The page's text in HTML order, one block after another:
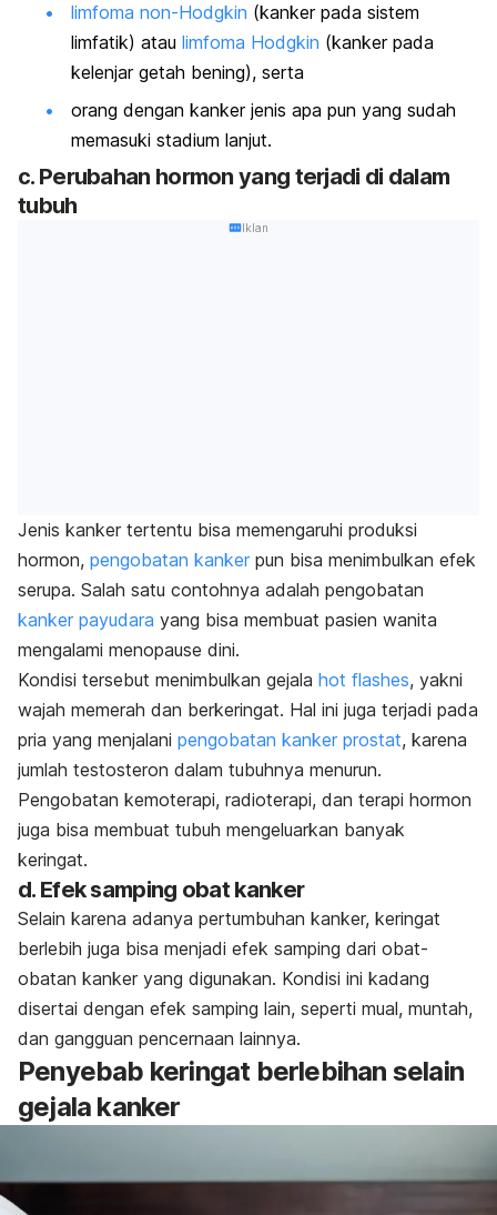
limfoma non-Hodgkin (kanker pada sistem
limfatik) atau limfoma Hodgkin (kanker pada
kelenjar getah bening), serta
orang dengan kanker jenis apa pun yang sudah
memasuki stadium lanjut.
c. Perubahan hormon yang terjadi di dalam
tubuh
Iklan
Jenis kanker tertentu bisa memengaruhi produksi
hormon, pengobatan kanker pun bisa menimbulkan efek
serupa. Salah satu contohnya adalah pengobatan
kanker payudara yang bisa membuat pasien wanita
mengalami menopause dini.
Kondisi tersebut menimbulkan gejala hot flashes, yakni
wajah memerah dan berkeringat. Hal ini juga terjadi pada
pria yang menjalani pengobatan kanker prostat, karena
jumlah testosteron dalam tubuhnya menurun.
Pengobatan kemoterapi, radioterapi, dan terapi hormon
juga bisa membuat tubuh mengeluarkan banyak
keringat.
d. Efek samping obat kanker
Selain karena adanya pertumbuhan kanker, keringat
berlebih juga bisa menjadi efek samping dari obat-
obatan kanker yang digunakan. Kondisi ini kadang
disertai dengan efek samping lain, seperti mual, muntah,
dan gangguan pencernaan lainnya.
Penyebab keringat berlebihan selain
gejala kanker